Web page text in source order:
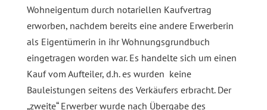
Wohneigentum durch notariellen Kaufvertrag
erworben, nachdem bereits eine andere Erwerberin
als Eigentümerin in ihr Wohnungsgrundbuch
eingetragen worden war. Es handelte sich um einen
Kauf vom Aufteiler, d.h. es wurden keine
Bauleistungen seitens des Verkäufers erbracht. Der
„zweite“ Erwerber wurde nach Übergabe des